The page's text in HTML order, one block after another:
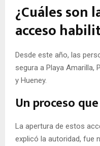
¿Cuáles son
acceso
Desde este año, las
segura a Playa Amarilla,
y Hueney.
Un proceso
La apertura de estos
explicó la autoridad, fue